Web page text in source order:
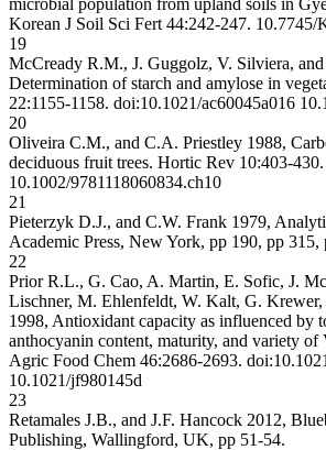
Korean J Soil Sci Fert 44:242-247. 10.7745/
19
McCready R.M., J. Guggolz, V. Silviera,
Determination of starch and amylose in
22:1155-1158. doi:10.1021/ac60045a016
20
Oliveira C.M., and C.A. Priestley 1988,
deciduous fruit trees. Hortic Rev 10:403-430.
10.1002/9781118060834.ch10
21
Pieterzyk D.J., and C.W. Frank 1979,
Academic Press, New York, pp 190, pp 315,
22
Prior R.L., G. Cao, A. Martin, E. Sofic, J.
Lischner, M. Ehlenfeldt, W. Kalt, G.
1998, Antioxidant capacity as influenced by
anthocyanin content, maturity, and variety of
Agric Food Chem 46:2686-2693.
10.1021/jf980145d
23
Retamales J.B., and J.F. Hancock 2012,
Publishing, Wallingford, UK, pp 51-54.